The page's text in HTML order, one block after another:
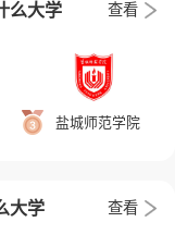
么大学 查看
盐城师范学院
大学 查看